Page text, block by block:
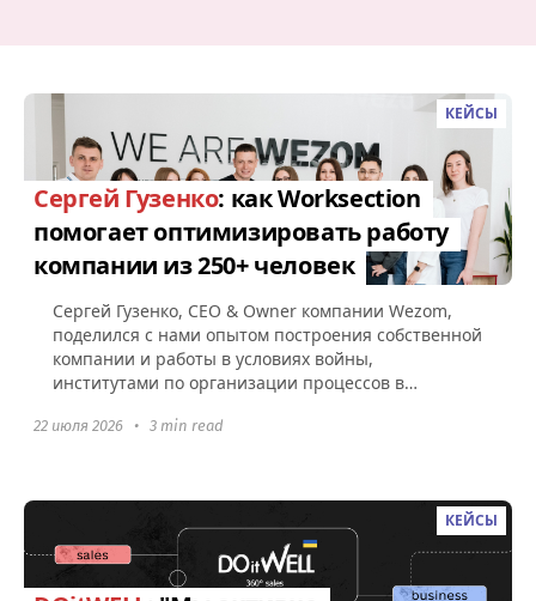
КЕЙСЫ
Сергей Гузенко: как Worksection
помогает оптимизировать работу
компании из 250+ человек
Сергей Гузенко, СEO & Owner компании Wezom,
поделился с нами опытом построения собственной
компании и работы в условиях войны,
институтами по организации процессов в
22 июля 2026 • 3 min read
КЕЙСЫ